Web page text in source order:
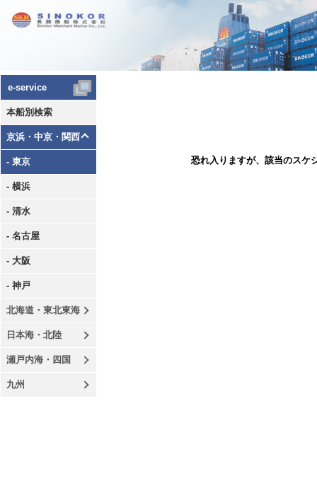
e-service
本船別検索
京浜・中京・関西
- 東京
- 横浜
- 清水
- 名古屋
- 大阪
- 神戸
北海道・東北東海
日本海・北陸
瀬戸内海・四国
九州
恐れ入りますが、該当のスケ